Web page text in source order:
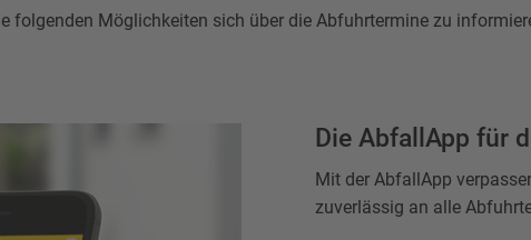
folgenden Möglichkeiten sich über die Abfuhrtermine zu
Die AbfallApp für
Mit der AbfallApp
zuverlässig an alle